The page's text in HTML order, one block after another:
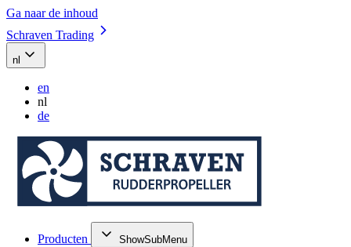
Ga naar de inhoud
Schraven Trading
nl
en
nl
de
Producten ShowSubMenu